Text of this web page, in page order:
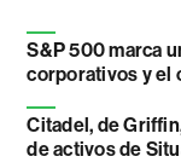
S&P 500 marca
corporativos y el
Citadel, de
de activos de